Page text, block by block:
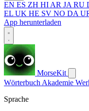
EN ES ZH HI AR JA RU
EL UK HE SV NO DA
App herunterladen
MorseKit
Wörterbuch Akademie
Sprache